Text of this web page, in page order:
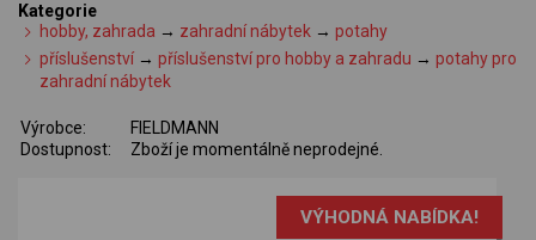
Kategorie
hobby, zahrada → zahradní nábytek →potahy
příslušenství →příslušenství pro hobby a zahradu →potahy pro
zahradní nábytek
Výrobce:
FIELDMANN
Dostupnost:
Zboží je momentálně neprodejné.
VÝHODNÁ NABÍDKA!